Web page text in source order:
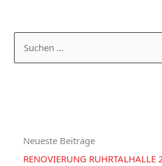
Neueste Beiträge
RENOVIERUNG RUHRTALHALLE